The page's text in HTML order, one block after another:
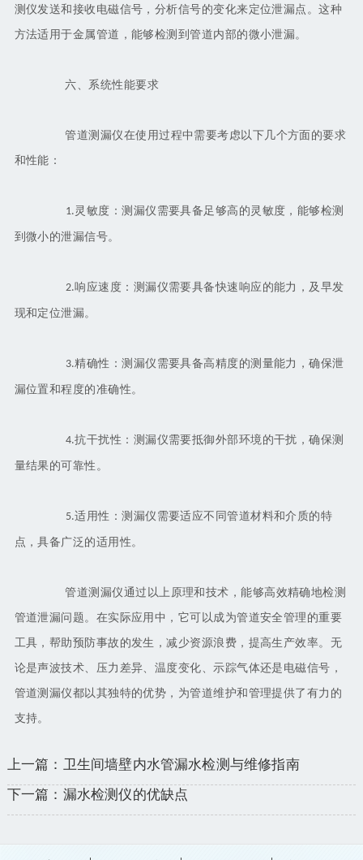
测仪发送和接收电磁信号，分析信号的变化来定位泄漏点。这种
方法适用于金属管道，能够检测到管道内部的微小泄漏。
六、系统性能要求
管道测漏仪在使用过程中需要考虑以下几个方面的要求
和性能：
1. 灵敏度：测漏仪需要具备足够高的灵敏度，能够检测
到微小的泄漏信号。
2.响应速度：测漏仪需要具备快速响应的能力，及早发
现和定位泄漏。
3.精确性：测漏仪需要具备高精度的测量能力，确保泄
漏位置和程度的准确性。
4.抗干扰性：测漏仪需要抵御外部环境的干扰，确保测
量结果的可靠性。
5.适用性：测漏仪需要适应不同管道材料和介质的特
点，具备广泛的适用性。
管道测漏仪通过以上原理和技术，能够高效精确地检测
管道泄漏问题。在实际应用中，它可以成为管道安全管理的重要
工具，帮助预防事故的发生，减少资源浪费，提高生产效率。无
论是声波技术、压力差异、温度变化、示踪气体还是电磁信号，
管道测漏仪都以其独特的优势，为管道维护和管理提供了有力的
支持。
上一篇：卫生间墙壁内水管漏水检测与维修指南
下一篇：漏水检测仪的优缺点